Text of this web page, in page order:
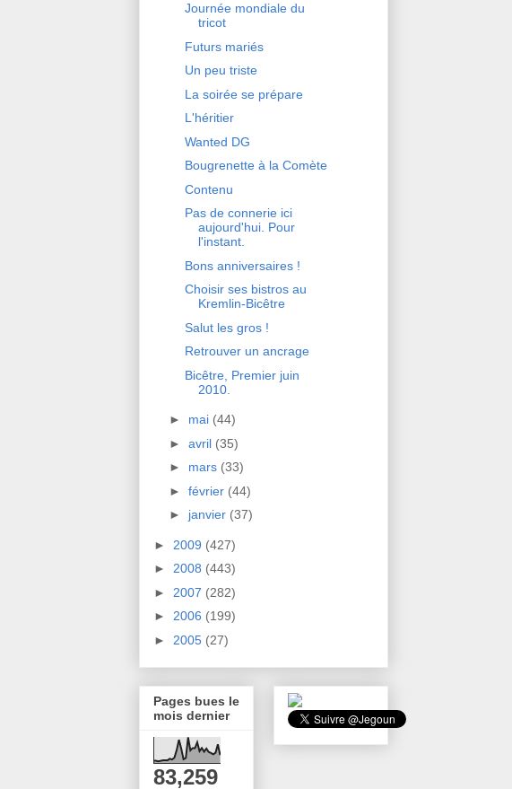
Journée mondiale du
tricot
Futurs mariés
Un peu triste
La soirée se prépare
L'héritier
Wanted DG
Bougrenette à la Comète
Contenu
Pas de connerie ici
aujourd'hui. Pour
l'instant.
Bons anniversaires !
Choisir ses bistros au
Kremlin-Bicêtre
Salut les gros !
Retrouver un ancrage
Bicêtre, Premier juin
2010.
► mai (44)
► avril (35)
► mars (33)
► février (44)
► janvier (37)
► 2009 (427)
► 2008 (443)
► 2007 (282)
► 2006 (199)
► 2005 (27)
Pages bues le
mois dernier
83,259